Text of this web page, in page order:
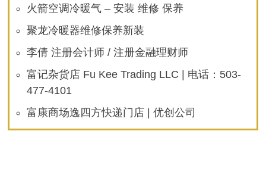
火箭空调冷暖气 – 安装 维修 保养
聚龙冷暖器维修保养新装
李倩 注册会计师 / 注册金融理财师
富记杂货店 Fu Kee Trading LLC | 电话：503-
477-4101
富康商场逸四方快递门店 | 优创公司